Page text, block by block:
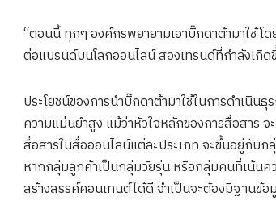
“ตอนนี้ ทุกๆ องค์กรพยายามเอาบิ๊กดาต้ามาใช้ โ
ต่อแบรนด์บนโลกออนไลน์ สองเทรนด์ที่กำลังเกิ
ประโยชน์ของการนำบิ๊กดาต้ามาใช้ในการดำเนิน
ความแม่นยำสูง แม้ว่าหัวใจหลักของการสื่อสาร
สื่อสารในสื่อออนไลน์แต่ละประเภท จะขึ้นอยู่กับ
หากกลุ่มลูกค้าเป็นกลุ่มวัยรุ่น หรือกลุ่มคนที่เน้น
สร้างสรรค์คอนเทนต์ได้ดี จำเป็นจะต้องมีฐานข้